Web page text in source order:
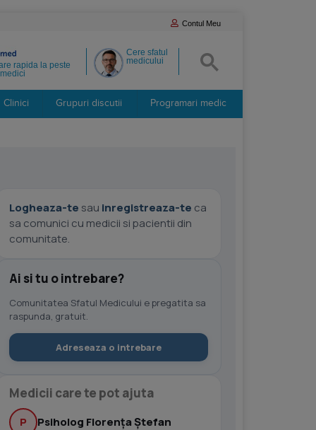
Contul Meu
Cere sfatul
medicului
rapida la peste
Clinici Grupuri discutii Programari medic
Logheaza-te sau inregistreaza-te ca
sa comunici cu medicii si pacientii din
comunitate.
Ai si tu o intrebare?
Comunitatea Sfatul Medicului e pregatita sa
raspunda, gratuit.
Adreseaza o intrebare
Medicii care te pot ajuta
P Psiholog Florența Ștefan